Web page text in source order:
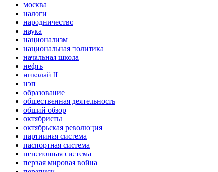
москва
налоги
народничество
наука
национализм
национальная политика
начальная школа
нефть
николай II
нэп
образование
общественная деятельность
общий обзор
октябристы
октябрьская революция
партийная система
паспортная система
пенсионная система
первая мировая война